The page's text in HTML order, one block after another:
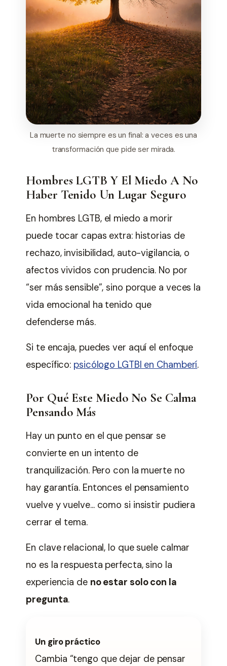
La muerte no siempre es un final: a veces es una
transformación que pide ser mirada.
Hombres LGTB Y El Miedo A No
Haber Tenido Un Lugar Seguro
En hombres LGTB, el miedo a morir
puede tocar capas extra: historias de
rechazo, invisibilidad, auto-vigilancia, o
afectos vividos con prudencia. No por
“ser más sensible”, sino porque a veces la
vida emocional ha tenido que
defenderse más.
Si te encaja, puedes ver aquí el enfoque
específico: psicólogo LGTBI en Chamberí.
Por Qué Este Miedo No Se Calma
Pensando Más
Hay un punto en el que pensar se
convierte en un intento de
tranquilización. Pero con la muerte no
hay garantía. Entonces el pensamiento
vuelve y vuelve… como si insistir pudiera
cerrar el tema.
En clave relacional, lo que suele calmar
no es la respuesta perfecta, sino la
experiencia de no estar solo con la
pregunta.
Un giro práctico
Cambia “tengo que dejar de pensar